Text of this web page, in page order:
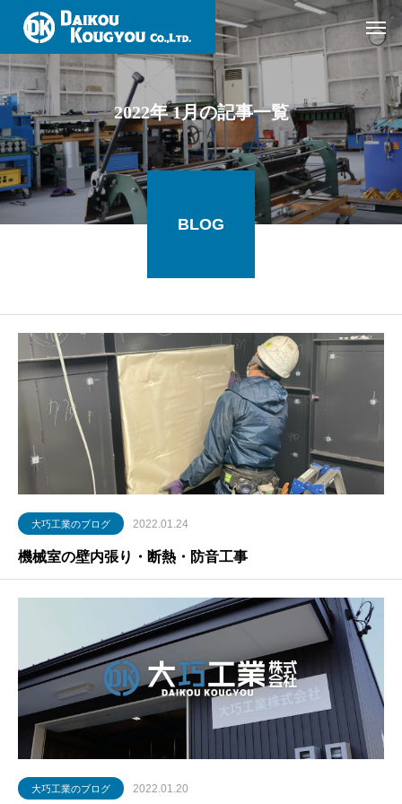
2022年 1月の記事一覧
BLOG
大巧工業のブログ 2022.01.24
機械室の壁内張り・断熱・防音工事
大巧工業のブログ 2022.01.20